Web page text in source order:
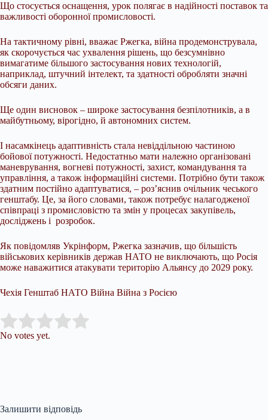
Що стосується оснащення, урок полягає в надійності поставок та
важливості оборонної промисловості.
На тактичному рівні, вважає Ржегка, війна продемонструвала,
як скорочується час ухвалення рішень, що безсумнівно
вимагатиме більшого застосування нових технологій,
наприклад, штучний інтелект, та здатності обробляти значні
обсяги даних.
Ще один висновок – широке застосування безпілотників, а в
майбутньому, вірогідно, й автономних систем.
І насамкінець адаптивність стала невіддільною частиною
бойової потужності. Недостатньо мати належно організовані
маневрування, вогневі потужності, захист, командування та
управління, а також інформаційні системи. Потрібно бути також
здатним постійно адаптуватися, – роз’яснив очільник чеського
генштабу. Це, за його словами, також потребує налагодженої
співпраці з промисловістю та змін у процесах закупівель,
досліджень і розробок.
Як повідомляв Укрінформ, Ржегка зазначив, що більшість
військових керівників держав НАТО не виключають, що Росія
може наважитися атакувати територію Альянсу до 2029 року.
Чехія Генштаб НАТО Війна Війна з Росією
Rate this item:
No votes yet.
Залишити відповідь